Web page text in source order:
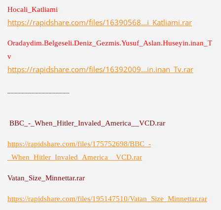
Hocali_Katliami
https://rapidshare.com/files/16390568...i_Katliami.rar
Oradaydim.Belgeseli.Deniz_Gezmis.Yusuf_Aslan.Huseyin.inan_T
v
https://rapidshare.com/files/16392009...in.inan_Tv.rar
BBC_-_When_Hitler_Invaled_America__VCD.rar
https://rapidshare.com/files/175752698/BBC_-
_When_Hitler_Invaled_America__VCD.rar
Vatan_Size_Minnettar.rar
https://rapidshare.com/files/195147510/Vatan_Size_Minnettar.rar